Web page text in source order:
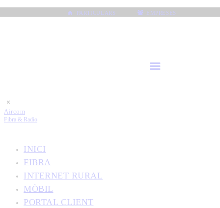
PARTICULARS EMPRESES
Aircom
Fibra & Radio
INICI
FIBRA
INTERNET RURAL
MÒBIL
PORTAL CLIENT